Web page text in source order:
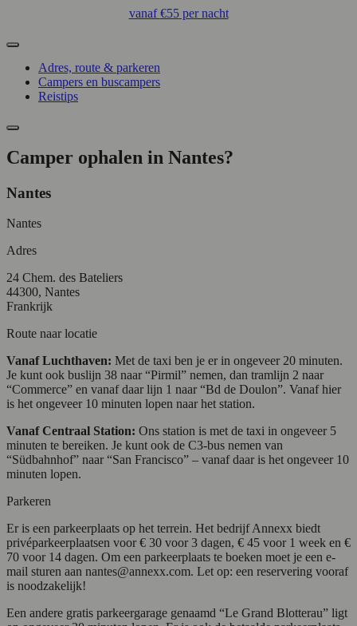
vanaf€55per nacht
Adres, route & parkeren
Campers en buscampers
Reistips
Camper ophalen in Nantes?
Nantes
Nantes
Adres
24 Chem. des Bateliers
44300, Nantes
Frankrijk
Route naar locatie
Vanaf Luchthaven: Met de taxi ben je er in ongeveer 20 minuten.
Je kunt ook buslijn 38 naar “Pirmil” nemen, dan tramlijn 2 naar
“Commerce” en vanaf daar lijn 1 naar “Bd de Doulon”. Vanaf hier
is het ongeveer 10 minuten lopen naar het station.
Vanaf Centraal Station: Ons station is met de taxi in ongeveer 5
minuten te bereiken. Je kunt ook de C3-bus nemen van
“Südbahnhof” naar “San Francisco” – vanaf daar is het ongeveer 10
minuten lopen.
Parkeren
Er is een parkeerplaats op het terrein. Het bedrijf Annexx biedt
privéparkeerplaatsen voor € 30 voor 3 dagen, € 45 voor 1 week en €
70 voor 14 dagen. Om een parkeerplaats te boeken moet je een e-
mail sturen aan nantes@annexx.com. Let op: een reservering vooraf
is noodzakelijk!
Een andere gratis parkeergarage genaamd “Le Grand Blotterau” ligt